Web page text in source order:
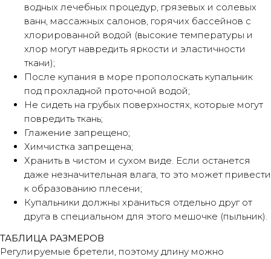
водных лечебных процедур, грязевых и солевых
ванн, массажных салонов, горячих бассейнов с
хлорированной водой (высокие температуры и
хлор могут навредить яркости и эластичности
ткани);
После купания в море прополоскать купальник
под прохладной проточной водой;
Не сидеть на грубых поверхностях, которые могут
повредить ткань;
Глажение запрещено;
Химчистка запрещена;
Хранить в чистом и сухом виде. Если останется
даже незначительная влага, то это может привести
к образованию плесени;
Купальники должны храниться отдельно друг от
друга в специальном для этого мешочке (пыльник).
ТАБЛИЦА РАЗМЕРОВ
Регулируемые бретели, поэтому длину можно